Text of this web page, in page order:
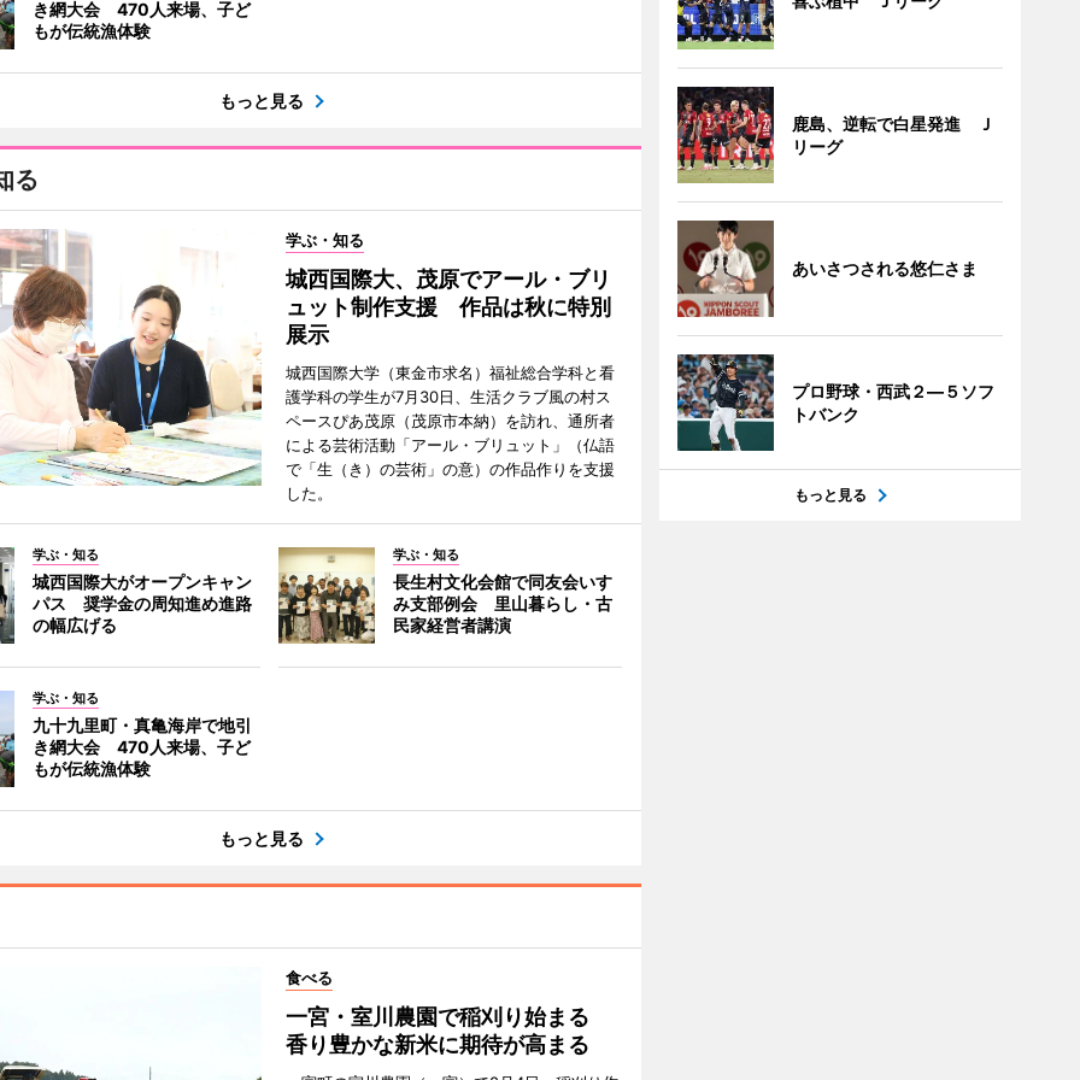
き網大会 470人来場、子ど
もが伝統漁体験
もっと見る
る
学ぶ・知る
城西国際大、茂原でアール・ブリ
ュット制作支援 作品は秋に特別
展示
城西国際大学（東金市求名）福祉総合学科と看
護学科の学生が7月30日、生活クラブ風の村ス
ペースぴあ茂原（茂原市本納）を訪れ、通所者
による芸術活動「アール・ブリュット」（仏語
で「生（き）の芸術」の意）の作品作りを支援
した。
学ぶ・知る
城西国際大がオープンキャン
パス 奨学金の周知進め進路
の幅広げる
学ぶ・知る
長生村文化会館で同友会いす
み支部例会 里山暮らし・古
民家経営者講演
学ぶ・知る
九十九里町・真亀海岸で地引
き網大会 470人来場、子ど
もが伝統漁体験
もっと見る
食べる
一宮・室川農園で稲刈り始まる
香り豊かな新米に期待が高まる
鹿島、逆転で白星発進 Ｊ
リーグ
あいさつされる悠仁さま
プロ野球・西武２―５ソフ
トバンク
もっと見る